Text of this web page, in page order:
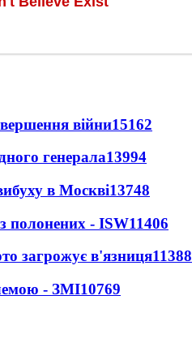
війни15162
генерала13994
в Москві13748
полонених - ISW11406
загрожує в'язниця11388
- ЗМІ10769